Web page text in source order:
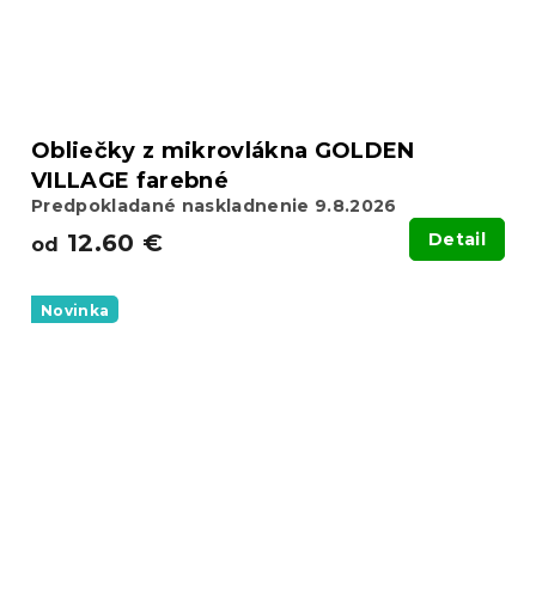
Obliečky z mikrovlákna GOLDEN
VILLAGE farebné
Predpokladané naskladnenie 9.8.2026
od 12.60 € Detail
Novinka